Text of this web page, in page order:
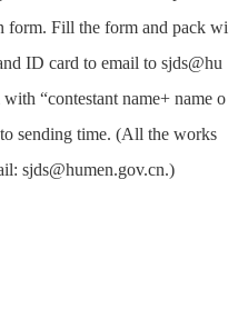
form. Fill the form and pack wi
ID card to email to sjds@hu
“contestant name+ name o
sending time. (All the works
sjds@humen.gov.cn.)